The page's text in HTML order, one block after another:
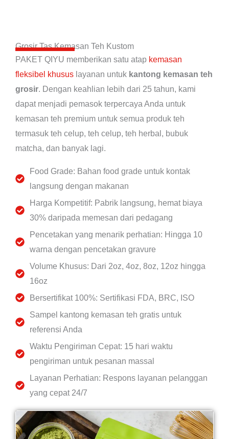
Grosir Tas Kemasan Teh Kustom
PAKET QIYU memberikan satu atap kemasan
fleksibel khusus layanan untuk kantong kemasan teh
grosir. Dengan keahlian lebih dari 25 tahun, kami
dapat menjadi pemasok terpercaya Anda untuk
kemasan teh premium untuk semua produk teh
termasuk teh celup, teh celup, teh herbal, bubuk
matcha, dan banyak lagi.
Food Grade: Bahan food grade untuk kontak
langsung dengan makanan
Harga Kompetitif: Pabrik langsung, hemat biaya
30% daripada memesan dari pedagang
Pencetakan yang menarik perhatian: Hingga 10
warna dengan pencetakan gravure
Volume Khusus: Dari 2oz, 4oz, 8oz, 12oz hingga
16oz
Bersertifikat 100%: Sertifikasi FDA, BRC, ISO
Sampel kantong kemasan teh gratis untuk
referensi Anda
Waktu Pengiriman Cepat: 15 hari waktu
pengiriman untuk pesanan massal
Layanan Perhatian: Respons layanan pelanggan
yang cepat 24/7